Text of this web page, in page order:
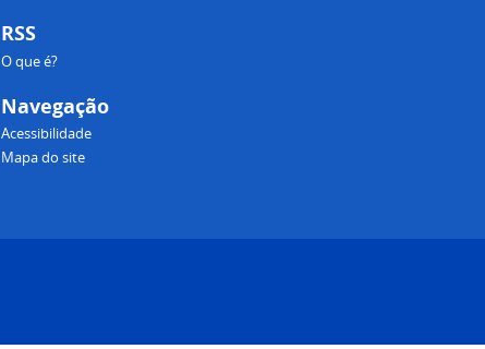
RSS
O que é?
Navegação
Acessibilidade
Mapa do site